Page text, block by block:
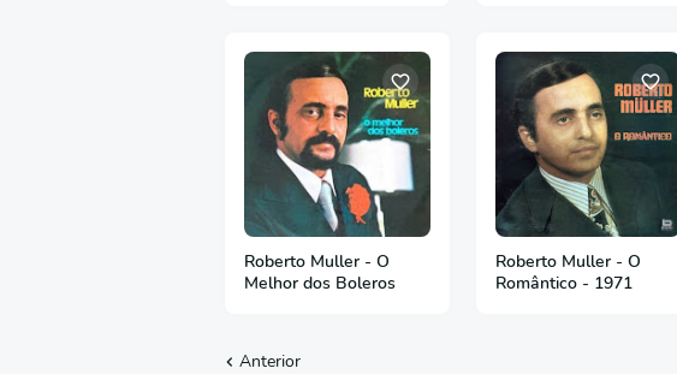
Roberto Muller - O
Melhor dos Boleros
Roberto Muller - O
Romântico - 1971
Anterior